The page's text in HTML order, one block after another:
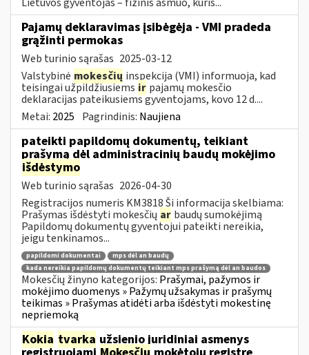
Pajamų deklaravimas įsibėgėja - VMI pradeda
grąžinti permokas
Web turinio sąrašas 2025-03-12
Valstybinė mokesčių inspekcija (VMI) informuoja, kad
teisingai užpildžiusiems ir pajamų mokesčio
deklaracijas pateikusiems gyventojams, kovo 12 d....
Metai: 2025 Pagrindinis: Naujiena
pateikti papildomų dokumentų, teikiant
prašymą dėl administracinių baudų mokėjimo
išdėstymo
Web turinio sąrašas 2026-04-30
Registracijos numeris KM3818 Ši informacija skelbiama:
Prašymas išdėstyti mokesčių ar baudų sumokėjimą
Papildomų dokumentų gyventojui pateikti nereikia,
jeigu tenkinamos...
papildomi dokumentai
mps dėl an baudų
kada nereikia papildomų dokumentų teikiant mps prašymą dėl an baudos
Mokesčių žinyno kategorijos: Prašymai, pažymos ir
mokėjimo duomenys » Pažymų užsakymas ir prašymų
teikimas » Prašymas atidėti arba išdėstyti mokestinę
nepriemoką
Kokia tvarka užsienio juridiniai asmenys